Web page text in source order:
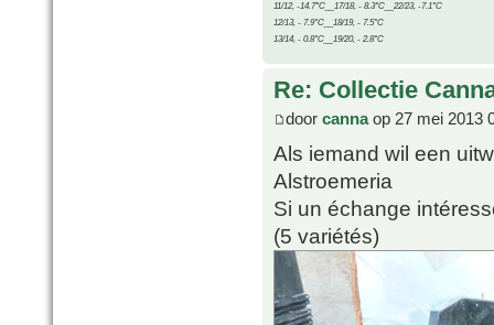
11/12, -14.7°C__17/18, - 8.3°C__22/23, -7.1°C
12/13, - 7.9°C__18/19, - 7.5°C
13/14, - 0.8°C__19/20, - 2.8°C
Re: Collectie
door cannaop 27 mei 2013
Als iemand wil een
Alstroemeria
Si un échange
(5 variétés)